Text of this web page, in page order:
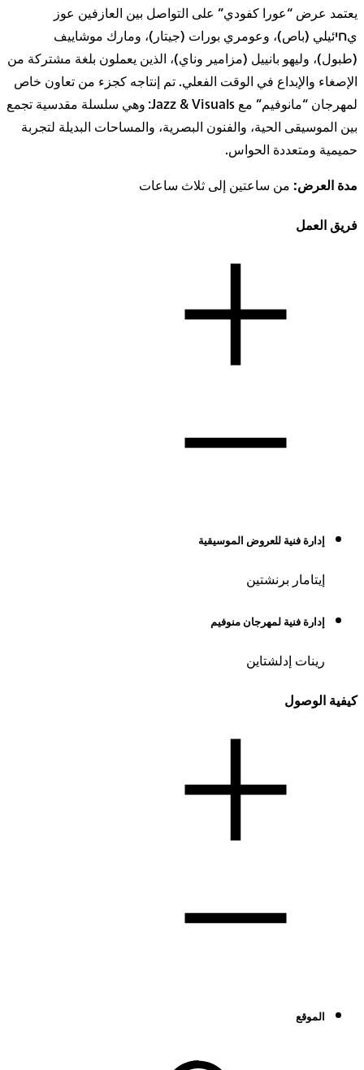
يعتمد عرض “عورا كفودي” على التواصل بين العازفين عوز
يחיئيلي (باص)، وعومري بورات (جيتار)، ومارك موشاييف
(طبول)، وليهو بانييل (مزامير وناي)، الذين يعملون بلغة مشتركة من
الإصغاء والإبداع في الوقت الفعلي. تم إنتاجه كجزء من تعاون خاص
لمهرجان “مانوفيم” مع Jazz & Visuals: وهي سلسلة مقدسية تجمع
بين الموسيقى الحية، والفنون البصرية، والمساحات البديلة لتجربة
حميمية ومتعددة الحواس.
مدة العرض: من ساعتين إلى ثلاث ساعات
فريق العمل
إدارة فنية للعروض الموسيقية
إيتامار برنشتين
إدارة فنية لمهرجان منوفيم
رينات إدلشتاين
كيفية الوصول
الموقع